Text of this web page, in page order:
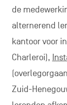
de
alternerend
kantoor voor
Charleroi),
Zuid-